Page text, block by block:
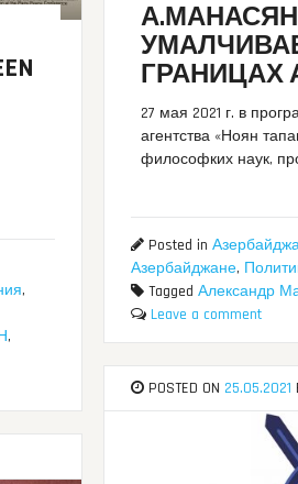
,
,
ГРАНИЦАХ
27 мая 2021 г. в
агентства «Ноян
философких наук,
Posted in
Азербайджане,
Tagged Александр
Leave a comment
POSTED ON 25.05.2021